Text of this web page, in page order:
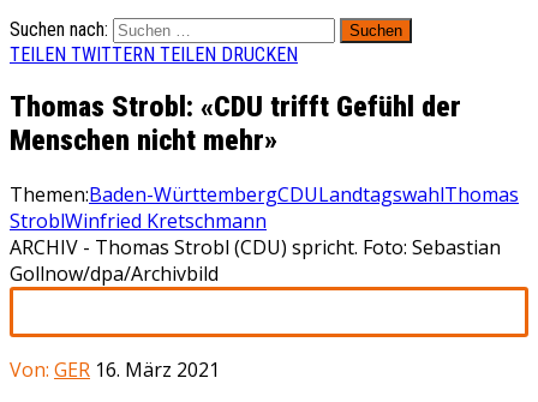
Suchen nach:
TEILEN TWITTERN TEILEN DRUCKEN
Thomas Strobl: «CDU trifft Gefühl der
Menschen nicht mehr»
Themen:Baden-WürttembergCDULandtagswahlThomas
StroblWinfried Kretschmann
ARCHIV - Thomas Strobl (CDU) spricht. Foto: Sebastian
Gollnow/dpa/Archivbild
Von: GER 16. März 2021